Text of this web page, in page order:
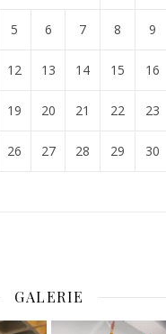
5 6 7 8 9
12 13 14 15 16
19 20 21 22 23
26 27 28 29 30
GALERIE